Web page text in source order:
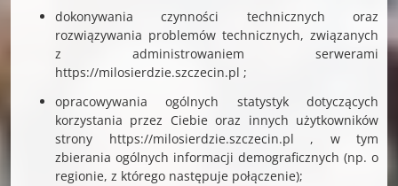
dokonywania czynności technicznych oraz
rozwiązywania problemów technicznych, związanych
z administrowaniem serwerami
https://milosierdzie.szczecin.pl ;
opracowywania ogólnych statystyk dotyczących
korzystania przez Ciebie oraz innych użytkowników
strony https://milosierdzie.szczecin.pl , w tym
zbierania ogólnych informacji demograficznych (np. o
regionie, z którego następuje połączenie);